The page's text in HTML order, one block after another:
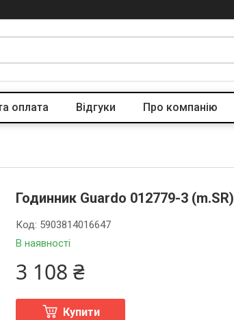
оплата Вiдгуки Про компанiю
Годинник Guardo 012779-3 (m.SR)
В наявності
Код: 5903814016647
3 108 ₴
Купити